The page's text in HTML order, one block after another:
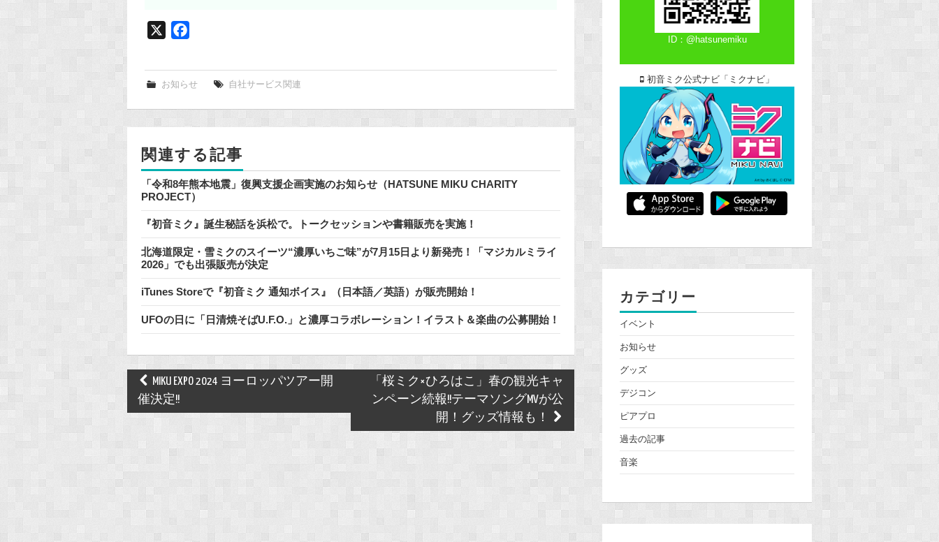
e
k
お知らせ 自社サービス関連
関連する記事
「令和8年熊本地震」復興支援企画実施のお知らせ（HATSUNE MIKU CHARITY
PROJECT）
『初音ミク』誕生秘話を浜松で。トークセッションや書籍販売を実施！
北海道限定・雪ミクのスイーツ“濃厚いちご味”が7月15日より新発売！「マジカルミライ
2026」でも出張販売が決定
iTunes Storeで『初音ミク 通知ボイス』（日本語／英語）が販売開始！
UFOの日に「日清焼そばU.F.O.」と濃厚コラボレーション！イラスト＆楽曲の公募開始！
Post
navigation
MIKU EXPO 2024 ヨーロッパツアー開
催決定!!
「桜ミク×ひろはこ」春の観光キャ
ンペーン続報!!テーマソングMVが公
開！グッズ情報も！
ID：@hatsunemiku
初音ミク公式ナビ「ミクナビ」
カテゴリー
イベント
お知らせ
グッズ
デジコン
ピアプロ
過去の記事
音楽